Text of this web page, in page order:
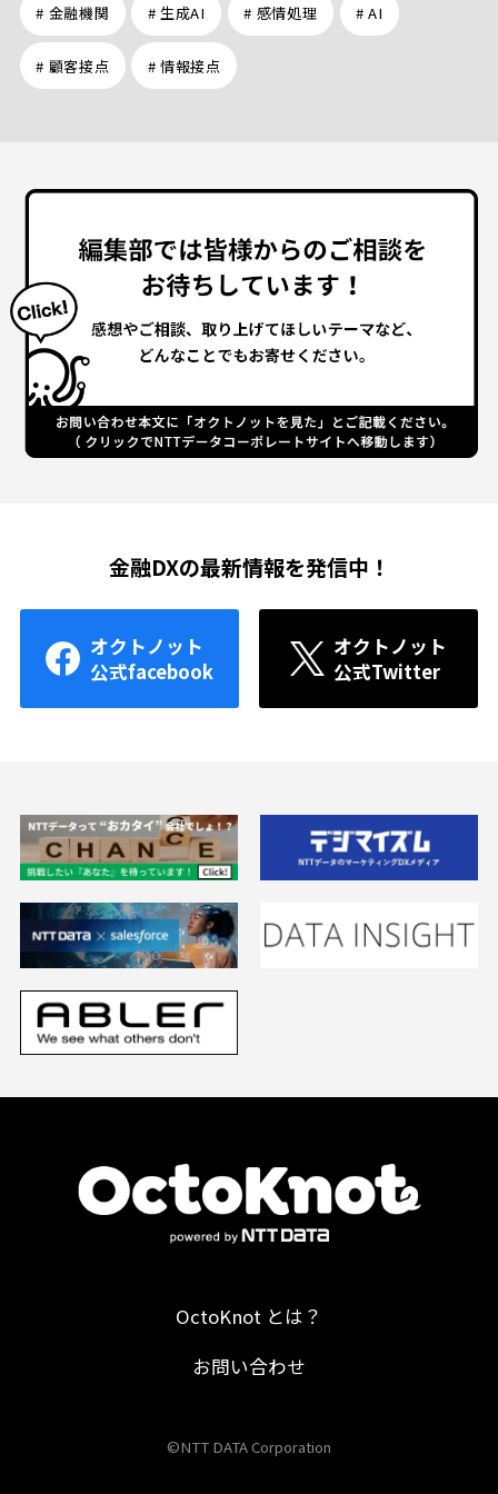
# 金融機関 # 生成AI # 感情処理 # AI
# 顧客接点 # 情報接点
金融DXの最新情報を発信中！
オクトノット
公式facebook
オクトノット
公式Twitter
OctoKnot とは？
お問い合わせ
©NTT DATA Corporation